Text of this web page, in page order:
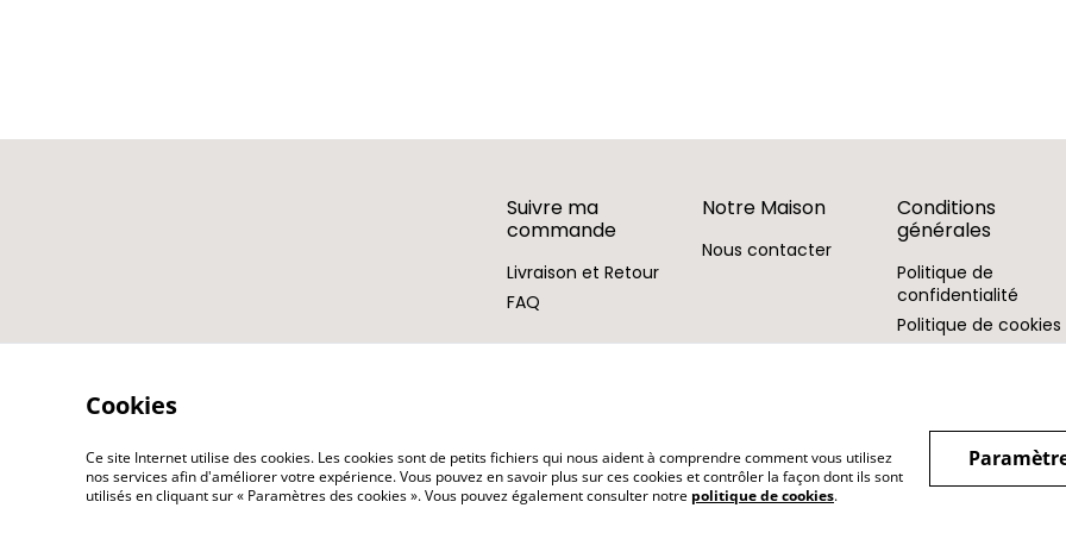
Suivre ma
commande
Livraison et Retour
FAQ
Notre Maison
Nous contacter
Conditions
générales
Politique de
confidentialité
Politique de cookies
©2026 LES KOKETTERIES
Cookies
Ce site Internet utilise des cookies. Les cookies sont de petits fichiers qui nous aident à comprendre comment vous utilisez
nos services afin d'améliorer votre expérience. Vous pouvez en savoir plus sur ces cookies et contrôler la façon dont ils sont
utilisés en cliquant sur « Paramètres des cookies ». Vous pouvez également consulter notre politique de cookies.